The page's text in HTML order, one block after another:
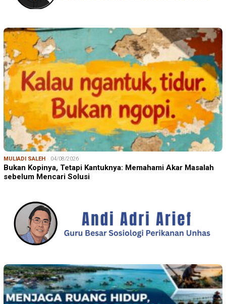
MULIADI SALEH 04/08/2026
Bukan Kopinya, Tetapi Kantuknya: Memahami Akar Masalah
sebelum Mencari Solusi